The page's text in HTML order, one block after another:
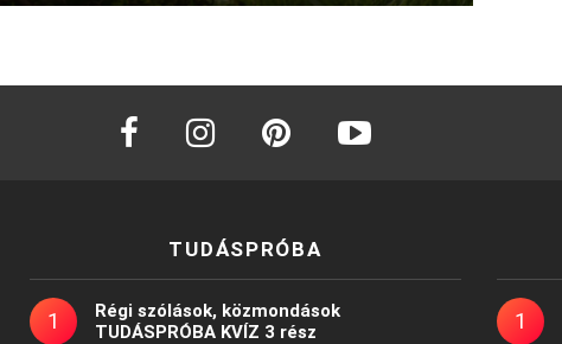
facebook instagram
TUDÁSPRÓBA
Régi szólások, közmondások
TUDÁSPRÓBA KVÍZ 3 rész